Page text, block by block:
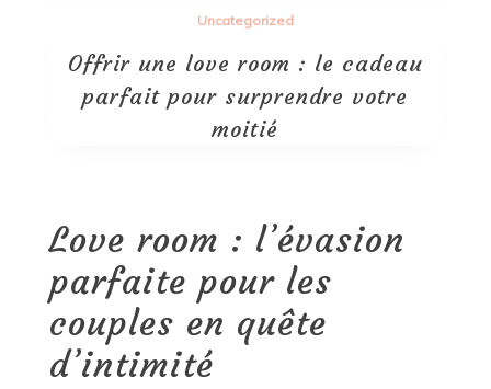
Uncategorized
Offrir une love room : le cadeau
parfait pour surprendre votre
moitié
Love room : l’évasion
parfaite pour les
couples en quête
d’intimité